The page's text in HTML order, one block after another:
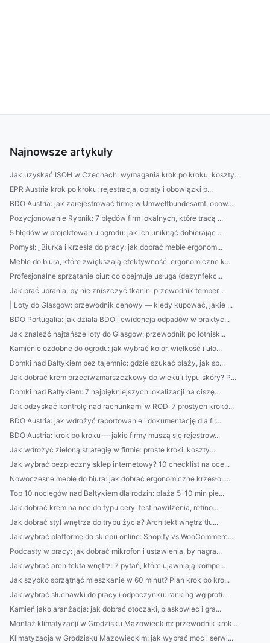
Najnowsze artykuły
Jak uzyskać ISOH w Czechach: wymagania krok po kroku, koszty...
EPR Austria krok po kroku: rejestracja, opłaty i obowiązki p...
BDO Austria: jak zarejestrować firmę w Umweltbundesamt, obow...
Pozycjonowanie Rybnik: 7 błędów firm lokalnych, które tracą ...
5 błędów w projektowaniu ogrodu: jak ich uniknąć dobierając ...
Pomysł: „Biurka i krzesła do pracy: jak dobrać meble ergonom...
Meble do biura, które zwiększają efektywność: ergonomiczne k...
Profesjonalne sprzątanie biur: co obejmuje usługa (dezynfekc...
Jak prać ubrania, by nie zniszczyć tkanin: przewodnik temper...
| Loty do Glasgow: przewodnik cenowy — kiedy kupować, jakie ...
BDO Portugalia: jak działa BDO i ewidencja odpadów w praktyc...
Jak znaleźć najtańsze loty do Glasgow: przewodnik po lotnisk...
Kamienie ozdobne do ogrodu: jak wybrać kolor, wielkość i uło...
Domki nad Bałtykiem bez tajemnic: gdzie szukać plaży, jak sp...
Jak dobrać krem przeciwzmarszczkowy do wieku i typu skóry? P...
Domki nad Bałtykiem: 7 najpiękniejszych lokalizacji na ciszę...
Jak odzyskać kontrolę nad rachunkami w ROD: 7 prostych krokó...
BDO Austria: jak wdrożyć raportowanie i dokumentację dla fir...
BDO Austria: krok po kroku — jakie firmy muszą się rejestrow...
Jak wdrożyć zieloną strategię w firmie: proste kroki, koszty...
Jak wybrać bezpieczny sklep internetowy? 10 checklist na oce...
Nowoczesne meble do biura: jak dobrać ergonomiczne krzesło, ...
Top 10 noclegów nad Bałtykiem dla rodzin: plaża 5–10 min pie...
Jak dobrać krem na noc do typu cery: test nawilżenia, retino...
Jak dobrać styl wnętrza do trybu życia? Architekt wnętrz tłu...
Jak wybrać platformę do sklepu online: Shopify vs WooCommerc...
Podcasty w pracy: jak dobrać mikrofon i ustawienia, by nagra...
Jak wybrać architekta wnętrz: 7 pytań, które ujawniają kompe...
Jak szybko sprzątnąć mieszkanie w 60 minut? Plan krok po kro...
Jak wybrać słuchawki do pracy i odpoczynku: ranking wg profi...
Kamień jako aranżacja: jak dobrać otoczaki, piaskowiec i gra...
Montaż klimatyzacji w Grodzisku Mazowieckim: przewodnik krok...
Klimatyzacja w Grodzisku Mazowieckim: jak wybrać moc i serwi...